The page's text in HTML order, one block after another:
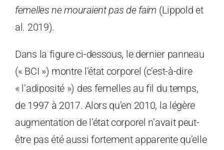
femelles ne mouraient pas de faim (Lippold et
al. 2019).
Dans la figure ci-dessous, le dernier panneau
(« BCI ») montre l’état corporel (c’est-à-dire
« l’adiposité ») des femelles au fil du temps,
de 1997 à 2017. Alors qu’en 2010, la légère
augmentation de l’état corporel n’avait peut-
être pas été aussi fortement apparente qu’elle